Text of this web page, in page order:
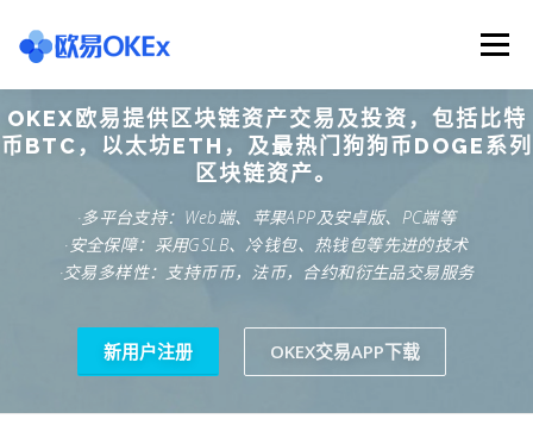
content
Menu
欧意交易所 关于欧意OKX 欧意APP下载
欧意注册网址 欧意交易下载 欧意团队
OKEX欧易提供区块链资产交易及投资，包括比特
币BTC，以太坊ETH，及最热门狗狗币DOGE系列
区块链资产。
·多平台支持：Web端、苹果APP及安卓版、PC端等
·安全保障：采用GSLB、冷钱包、热钱包等先进的技术
·交易多样性：支持币币，法币，合约和衍生品交易服务
新用户注册 OKEX交易APP下载